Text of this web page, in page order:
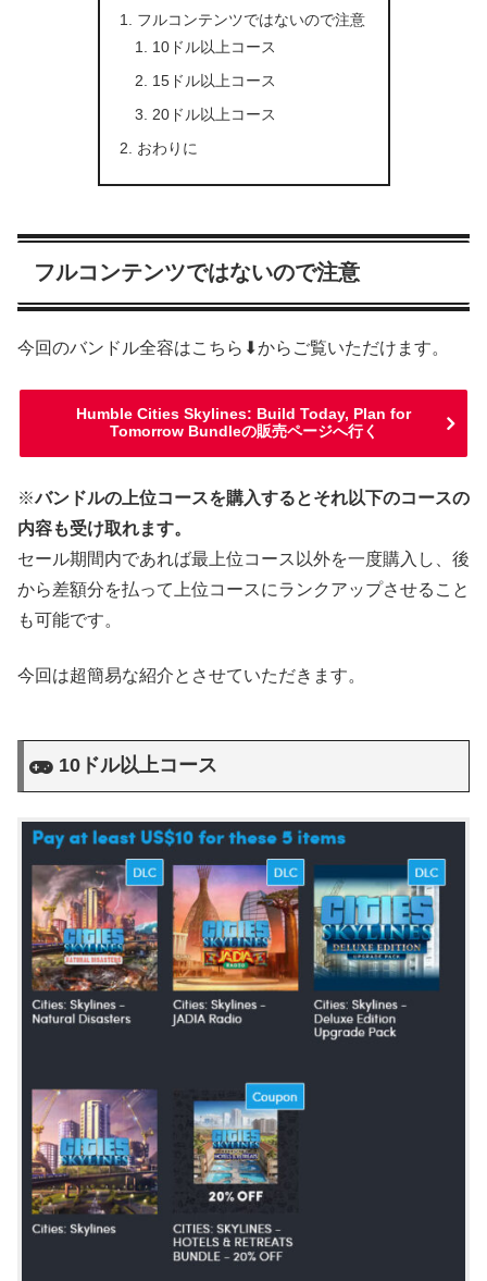
フルコンテンツではないので注意
10ドル以上コース
15ドル以上コース
20ドル以上コース
おわりに
フルコンテンツではないので注意
今回のバンドル全容はこちら⬇からご覧いただけます。
Humble Cities Skylines: Build Today, Plan for
Tomorrow Bundleの販売ページへ行く
※バンドルの上位コースを購入するとそれ以下のコースの
内容も受け取れます。
セール期間内であれば最上位コース以外を一度購入し、後
から差額分を払って上位コースにランクアップさせること
も可能です。
今回は超簡易な紹介とさせていただきます。
10ドル以上コース